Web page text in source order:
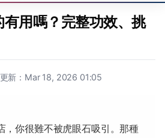
用嗎？完整功效、挑
新：Mar 18, 2026 01:05
，你很難不被虎眼石吸引。那種